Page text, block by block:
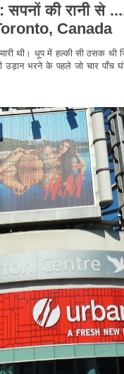
की रानी से
Canada
थी। धूप में हल्की सी ठसक
उड़ान भरने के पहले जो चार